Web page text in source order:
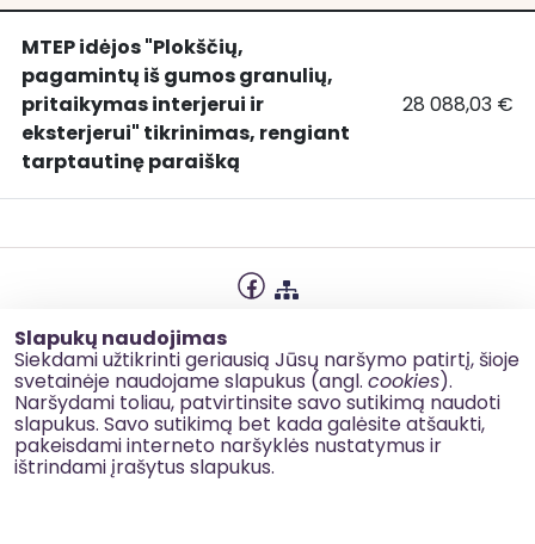
Slapukų naudojimas
Siekdami užtikrinti geriausią Jūsų naršymo patirtį, šioje
svetainėje naudojame slapukus (angl. cookies).
Naršydami toliau, patvirtinsite savo sutikimą naudoti
slapukus. Savo sutikimą bet kada galėsite atšaukti,
pakeisdami interneto naršyklės nustatymus ir
ištrindami įrašytus slapukus.
MTEP
idėjos
"Plokščių,
pagamintų
interjerui
ir
eksterjerui"
tikrinimas,
rengiant
MTEP idėjos "Plokščių,
pagamintų iš gumos granulių,
pritaikymas interjerui ir
eksterjerui" tikrinimas, rengiant
tarptautinę paraišką
MTEP idėjos
28 088,03 €
Slapukų naudojimas
Korupcijos prevencija
Kontaktai